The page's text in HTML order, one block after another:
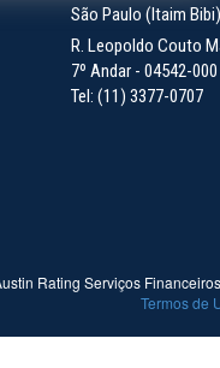
São Paulo (Itaim Bibi)
R. Leopoldo Couto
7º Andar - 04542-
Tel: (11) 3377-0707
Rating Serviços
Termos de